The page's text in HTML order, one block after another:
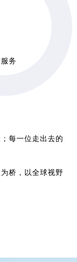
务
每一位走出去的
桥，以全球视野